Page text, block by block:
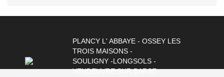
PLANCY L' ABBAYE - OSSEY LES
TROIS MAISONS -
SOULIGNY -LONGSOLS -
VENDEUVRE SUR BARSE -